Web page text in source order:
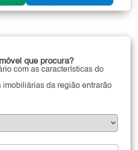
que procura?
com as características do
imobiliárias da região entrarão